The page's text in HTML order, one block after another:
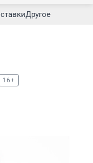
Другое
16+